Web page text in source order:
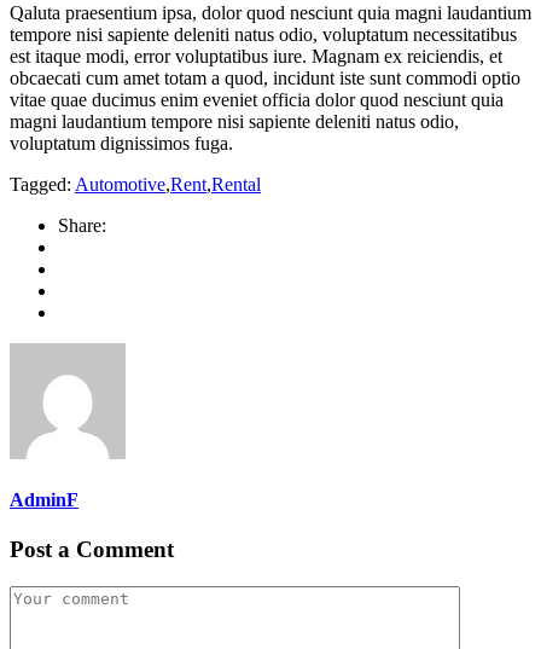
Qaluta praesentium ipsa, dolor quod nesciunt quia magni laudantium
tempore nisi sapiente deleniti natus odio, voluptatum necessitatibus
est itaque modi, error voluptatibus iure. Magnam ex reiciendis, et
obcaecati cum amet totam a quod, incidunt iste sunt commodi optio
vitae quae ducimus enim eveniet officia dolor quod nesciunt quia
magni laudantium tempore nisi sapiente deleniti natus odio,
voluptatum dignissimos fuga.
Tagged: Automotive,Rent,Rental
Share:
AdminF
Post a Comment